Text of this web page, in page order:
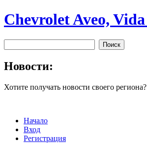
Chevrolet Aveo,
Новости:
Хотите получать новости своего региона?
Начало
Вход
Регистрация